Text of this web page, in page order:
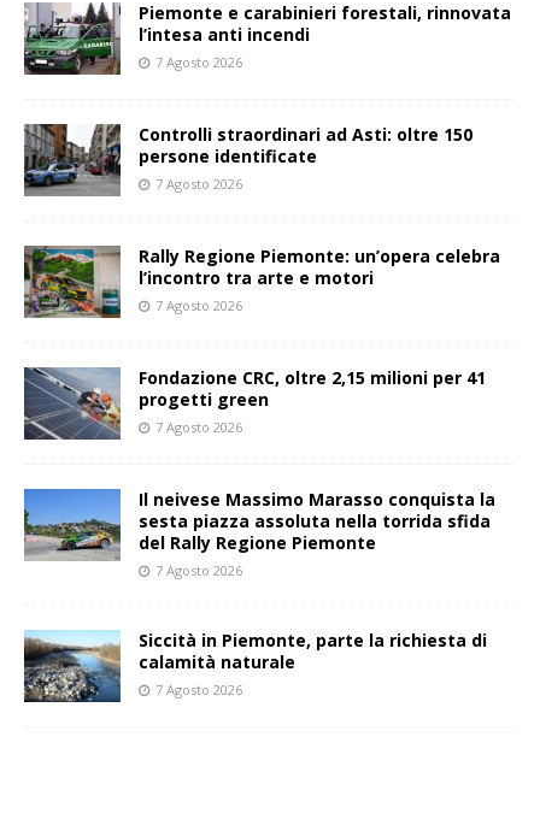
Piemonte e carabinieri forestali, rinnovata
l’intesa anti incendi
7 Agosto 2026
Controlli straordinari ad Asti: oltre 150
persone identificate
7 Agosto 2026
Rally Regione Piemonte: un’opera celebra
l’incontro tra arte e motori
7 Agosto 2026
Fondazione CRC, oltre 2,15 milioni per 41
progetti green
7 Agosto 2026
Il neivese Massimo Marasso conquista la
sesta piazza assoluta nella torrida sfida
del Rally Regione Piemonte
7 Agosto 2026
Siccità in Piemonte, parte la richiesta di
calamità naturale
7 Agosto 2026